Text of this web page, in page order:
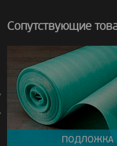
Сопутствующие